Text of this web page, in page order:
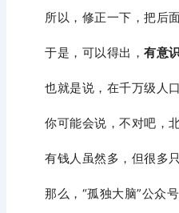
所以，修正一下，把后
于是，可以得出， 有意
也就是说，在千万级人
你可能会说，不对吧，
有钱人虽然多，但很多
那么，“孤独大脑”公众